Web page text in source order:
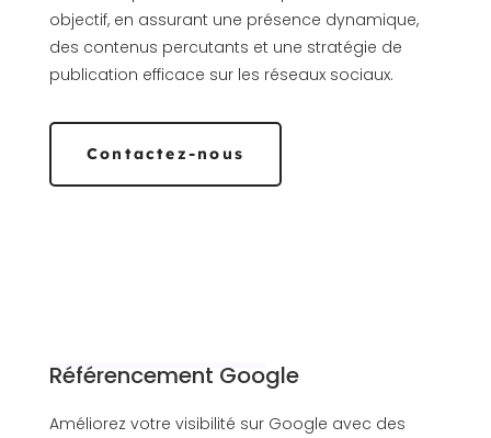
objectif, en assurant une présence dynamique,
des contenus percutants et une stratégie de
publication efficace sur les réseaux sociaux.
Contactez-nous
Référencement Google
Améliorez votre visibilité sur Google avec des